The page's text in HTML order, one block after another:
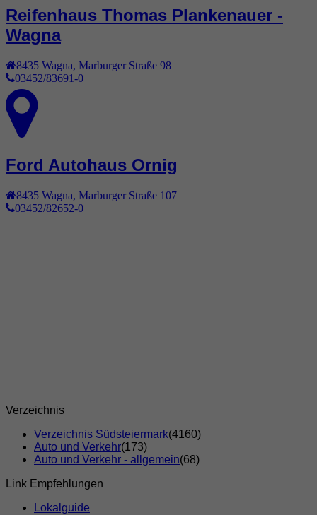
Reifenhaus Thomas Plankenauer -
Wagna
8435 Wagna, Marburger Straße 98
03452/83691-0
Ford Autohaus Ornig
8435 Wagna Marburger Straße 107
03452/82652-0
Verzeichnis
Verzeichnis Südsteiermark(4160)
Auto und Verkehr(173)
Auto und Verkehr - allgemein(68)
Link Empfehlungen
Lokalguide